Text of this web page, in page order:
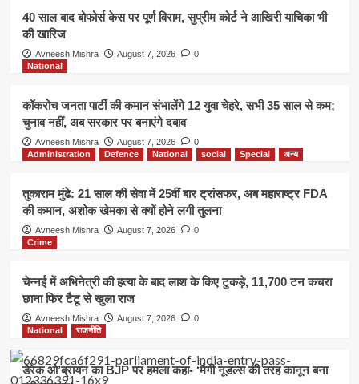
40 साल बाद बोफोर्स केस पर पूर्ण विराम, सुप्रीम कोर्ट ने आखिरी याचिका भी
की खारिज
Avneesh Mishra August 7, 2026
0
National
कॉकरोच जनता पार्टी की कमान संभालेंगे 12 युवा चेहरे, सभी 35 साल से कम;
चुनाव नहीं, अब सरकार पर बनाएंगे दबाव
Avneesh Mishra August 7, 2026
0
Administration
Defence National social Special अन्य
तुकाराम मुंढे: 21 साल की सेवा में 25वीं बार ट्रांसफर, अब महाराष्ट्र FDA
की कमान, अशोक खेमका से क्यों होने लगी तुलना
Avneesh Mishra August 7, 2026
0
Crime
चेन्नई में अभिनेत्री की हत्या के बाद लाश के किए टुकड़े, 11,700 टन कचरा
छाना फिर टैटू से खुला राज
Avneesh Mishra August 7, 2026
0
National
राजनीति
डेरेक ओ’ब्रायन का BJP पर हमला कहा- ‘मैगी नूडल्स की तरह कानून बना